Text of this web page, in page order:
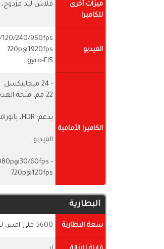
ميزات أخرى
للكاميرا
فلاش ليد مزدوج، HDR، بانوراما
الفيديو
120/240/960fps
720p@1920fps
gyro-EIS
الكاميرا الأمامية
- 24 ميجابيكسل
22 مم، فتحة العدسة f / 2.0، (عريضة)
يدعم: HDR، بانوراما
الفيديو:
- 1080p@30/60fps
720p@120fps
البطارية
سعة البطارية 5600 ملى امبير، ليثيوم بوليمر